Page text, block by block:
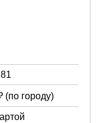
(по городу)